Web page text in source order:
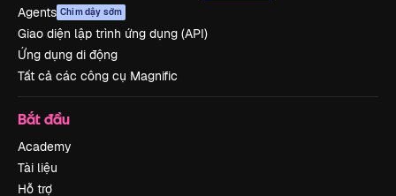
Agents Chim dậy sớm
Giao diện lập trình ứng dụng (API)
Ứng dụng di động
Tất cả các công cụ Magnific
Bắt đầu
Academy
Tài liệu
Hỗ trợ